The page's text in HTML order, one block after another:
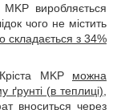
виробляється
чого не містить
складається з 34%
MKP можна
ґрунті (в теплиці),
вноситься через